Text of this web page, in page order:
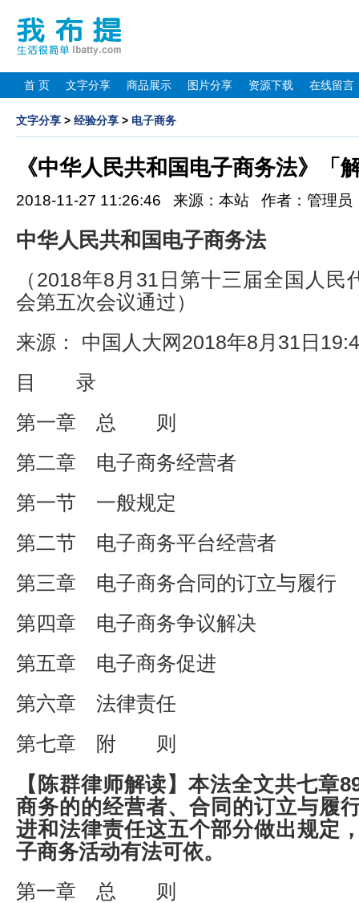
首 页 文字分享 商品展示 图片分享 资源下载 在线留言
文字分享 > 经验分享 > 电子商务
《中华人民共和国电子商务法》「
2018-11-27 11:26:46 来源：本站 作者：管理
中华人民共和国电子商务法
（2018年8月31日第十三届全国人民
会第五次会议通过）
来源： 中国人大网2018年8月31日
目 录
第一章 总 则
第二章 电子商务经营者
第一节 一般规定
第二节 电子商务平台经营者
第三章 电子商务合同的订立与履行
第四章 电子商务争议解决
第五章 电子商务促进
第六章 法律责任
第七章 附 则
【陈群律师解读】本法全文共七章
商务的的经营者、合同的订立与履
进和法律责任这五个部分做出规定
子商务活动有法可依。
第一章 总 则